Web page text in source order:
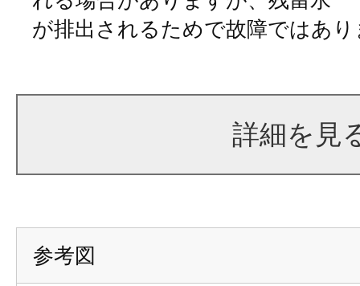
が排出されるためで故障ではあ
詳細を見
参考図